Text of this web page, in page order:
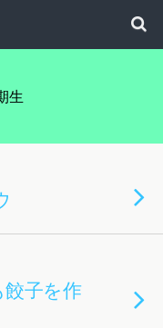
生
子を作